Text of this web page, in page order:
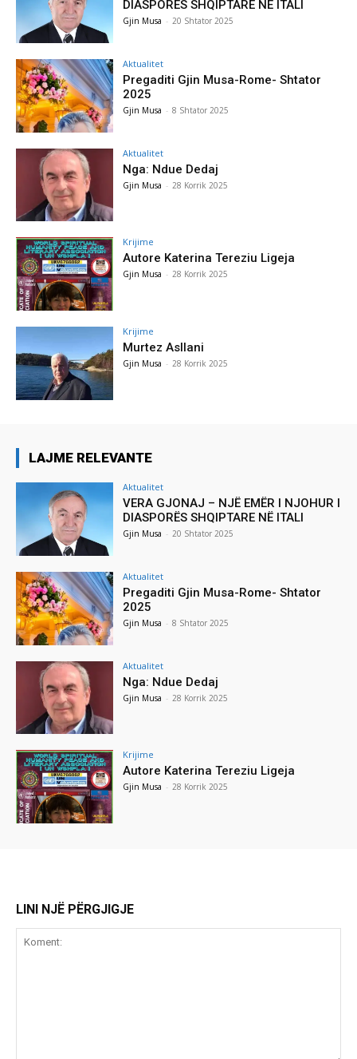
DIASPORËS SHQIPTARE NË ITALI
Gjin Musa - 20 Shtator 2025
Aktualitet
Pregaditi Gjin Musa-Rome- Shtator
2025
Gjin Musa - 8 Shtator 2025
Aktualitet
Nga: Ndue Dedaj
Gjin Musa - 28 Korrik 2025
Krijime
Autore Katerina Tereziu Ligeja
Gjin Musa - 28 Korrik 2025
Krijime
Murtez Asllani
Gjin Musa - 28 Korrik 2025
LAJME RELEVANTE
Aktualitet
VERA GJONAJ – NJË EMËR I NJOHUR I
DIASPORËS SHQIPTARE NË ITALI
Gjin Musa - 20 Shtator 2025
Aktualitet
Pregaditi Gjin Musa-Rome- Shtator
2025
Gjin Musa - 8 Shtator 2025
Aktualitet
Nga: Ndue Dedaj
Gjin Musa - 28 Korrik 2025
Krijime
Autore Katerina Tereziu Ligeja
Gjin Musa - 28 Korrik 2025
LINI NJË PËRGJIGJE